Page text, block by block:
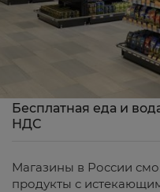
Бесплатная еда и
НДС
Магазины в России
продукты с